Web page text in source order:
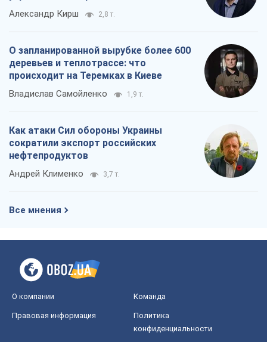
Александр Кирш 2,8 т.
О запланированной вырубке более 600
деревьев и теплотрассе: что
происходит на Теремках в Киеве
Владислав Самойленко 1,9 т.
Как атаки Сил обороны Украины
сократили экспорт российских
нефтепродуктов
Андрей Клименко 3,7 т.
Все мнения
О компании Команда
Правовая информация
Политика
конфиденциальности